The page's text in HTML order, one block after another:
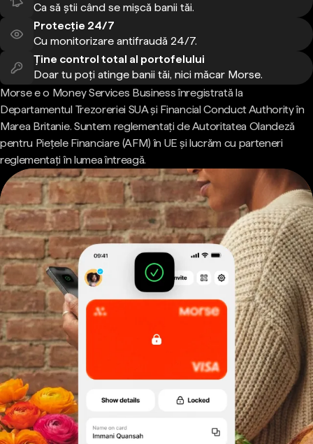
Ca să știi când se mișcă banii tăi.
Protecție 24/7
Cu monitorizare antifraudă 24/7.
Ține control total al portofelului
Doar tu poți atinge banii tăi, nici măcar Morse.
Morse e o Money Services Business înregistrată la
Departamentul Trezoreriei SUA și Financial Conduct Authority în
Marea Britanie. Suntem reglementați de Autoritatea Olandeză
pentru Piețele Financiare (AFM) în UE și lucrăm cu parteneri
reglementați în lumea întreagă.